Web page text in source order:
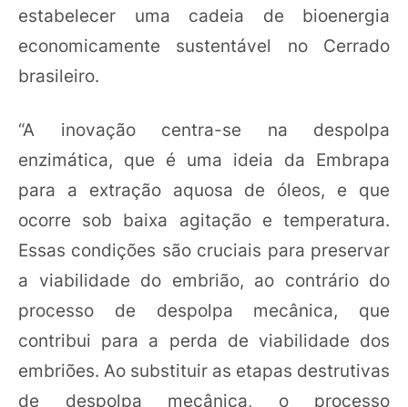
estabelecer uma cadeia de bioenergia
economicamente sustentável no Cerrado
brasileiro.
“A inovação centra-se na despolpa
enzimática, que é uma ideia da Embrapa
para a extração aquosa de óleos, e que
ocorre sob baixa agitação e temperatura.
Essas condições são cruciais para preservar
a viabilidade do embrião, ao contrário do
processo de despolpa mecânica, que
contribui para a perda de viabilidade dos
embriões. Ao substituir as etapas destrutivas
de despolpa mecânica, o processo